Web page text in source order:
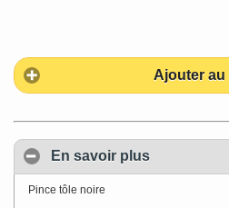
Ajouter au
En savoir plus
Pince tôle noire